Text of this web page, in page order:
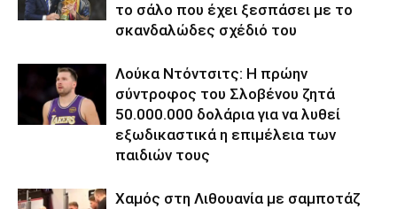
το σάλο που έχει ξεσπάσει με το
σκανδαλώδες σχέδιό του
Λούκα Ντόντσιτς: Η πρώην
σύντροφος του Σλοβένου ζητά
50.000.000 δολάρια για να λυθεί
εξωδικαστικά η επιμέλεια των
παιδιών τους
Χαμός στη Λιθουανία με σαμποτάζ